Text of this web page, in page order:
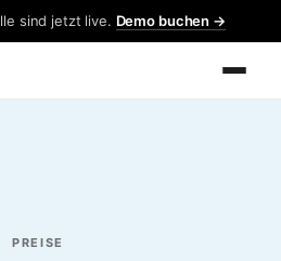
sind jetzt live. Demo buchen →
PREISE